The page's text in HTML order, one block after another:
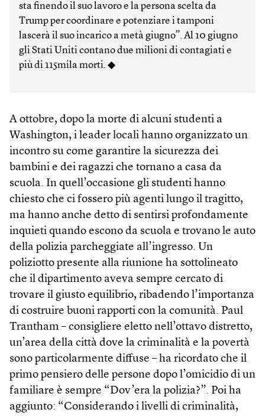
sta finendo il suo lavoro e la persona scelta da
Trump per coordinare e potenziare i tamponi
lascerà il suo incarico a metà giugno”. Al 10 giugno
gli Stati Uniti contano due milioni di contagiati e
più di 115mila morti. ◆
A ottobre, dopo la morte di alcuni studenti a
Washington, i leader locali hanno organizzato un
incontro su come garantire la sicurezza dei
bambini e dei ragazzi che tornano a casa da
scuola. In quell’occasione gli studenti hanno
chiesto che ci fossero più agenti lungo il tragitto,
ma hanno anche detto di sentirsi profondamente
inquieti quando escono da scuola e trovano le auto
della polizia parcheggiate all’ingresso. Un
poliziotto presente alla riunione ha sottolineato
che il dipartimento aveva sempre cercato di
trovare il giusto equilibrio, ribadendo l’importanza
di costruire buoni rapporti con la comunità. Paul
Trantham – consigliere eletto nell’ottavo distretto,
un’area della città dove la criminalità e la povertà
sono particolarmente diffuse – ha ricordato che il
primo pensiero delle persone dopo l’omicidio di un
familiare è sempre “Dov’era la polizia?”. Poi ha
aggiunto: “Considerando i livelli di criminalità,